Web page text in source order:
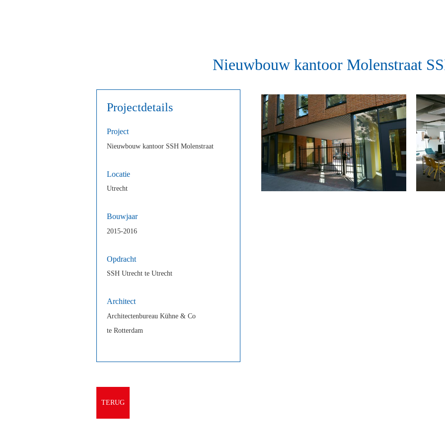
Nieuwbouw kantoor Molenstraat
Projectdetails
Project
Nieuwbouw kantoor SSH Molenstraat
Locatie
Utrecht
Bouwjaar
2015-2016
Opdracht
SSH Utrecht te Utrecht
Architect
Architectenbureau Kühne & Co
te Rotterdam
TERUG